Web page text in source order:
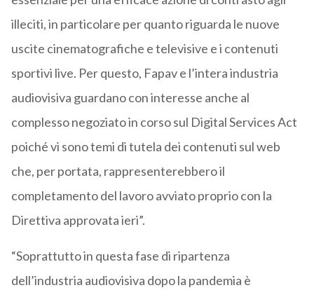
illeciti, in particolare per quanto riguarda le nuove
uscite cinematografiche e televisive e i contenuti
sportivi live. Per questo, Fapav e l’intera industria
audiovisiva guardano con interesse anche al
complesso negoziato in corso sul Digital Services Act
poiché vi sono temi di tutela dei contenuti sul web
che, per portata, rappresenterebbero il
completamento del lavoro avviato proprio con la
Direttiva approvata ieri”.
“Soprattutto in questa fase di ripartenza
dell’industria audiovisiva dopo la pandemia è